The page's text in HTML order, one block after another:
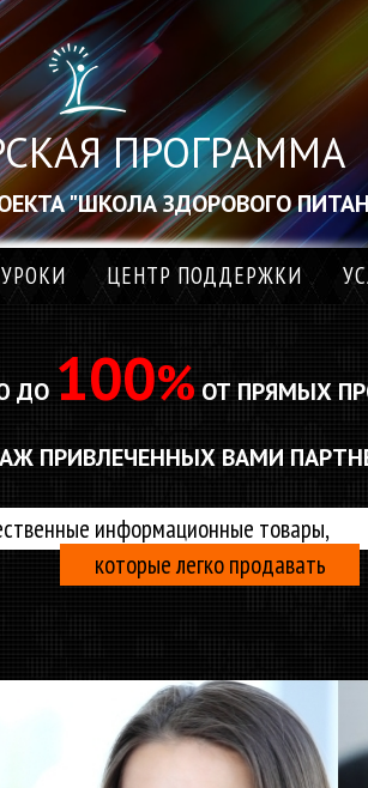
ПРОГРАММА
"ШКОЛА ЗДОРОВОГО
ЦЕНТР ПОДДЕРЖКИ
ДО 100% ОТ ПРЯМЫХ
ПРИВЛЕЧЕННЫХ ВАМИ
информационные товары,
которые легко продавать